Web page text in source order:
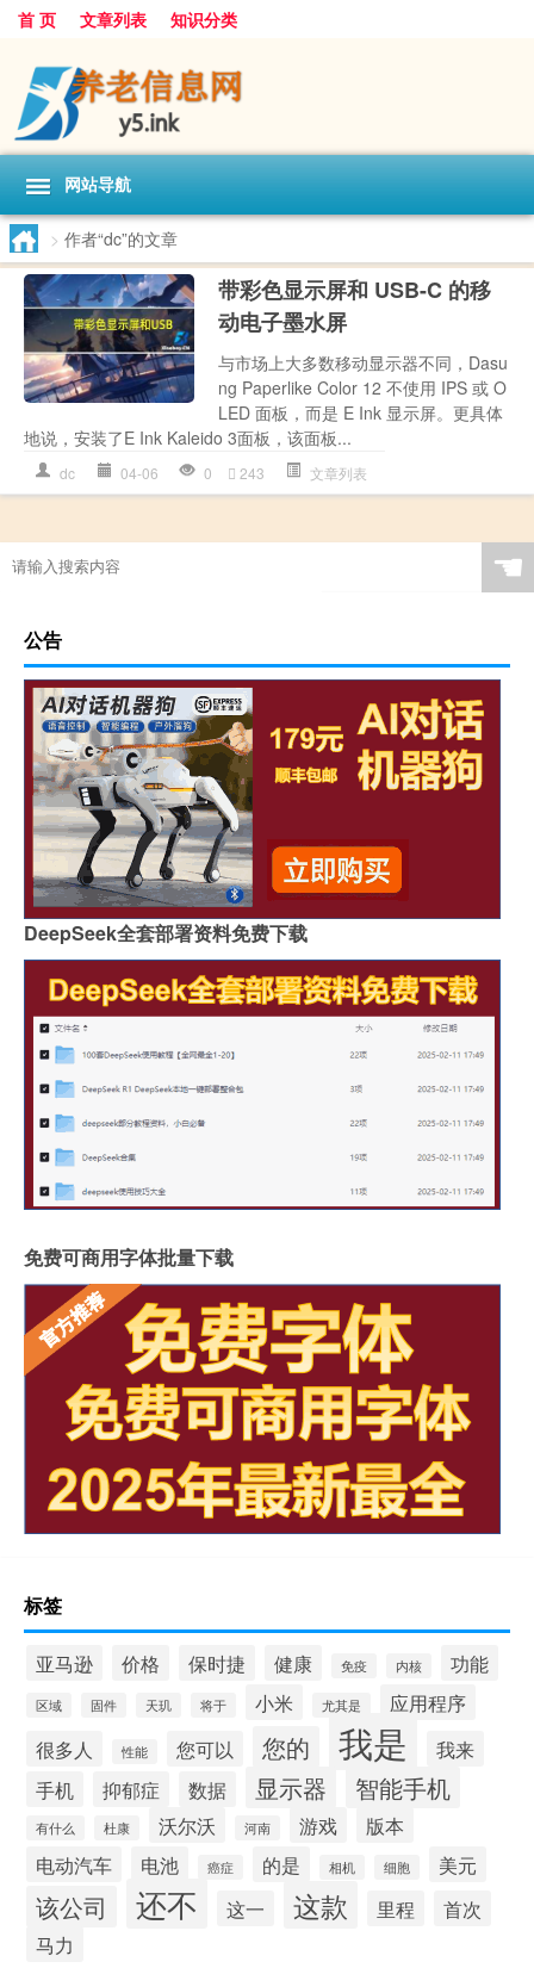
首 页 文章列表 知识分类
网站导航
> 作者“dc”的文章
带彩色显示屏和 USB-C 的移
动电子墨水屏
与市场上大多数移动显示器不同，Dasu
ng Paperlike Color 12 不使用 IPS 或 O
LED 面板，而是 E Ink 显示屏。更具体
地说，安装了E Ink Kaleido 3面板，该面板...
dc 04-06 0 243 文章列表
☚
公告
DeepSeek全套部署资料免费下载
免费可商用字体批量下载
标签
亚马逊 价格 保时捷 健康 免疫 内核 功能
区域 固件 天玑 将于 小米 尤其是
应用程序
很多人
性能 您可以 您的 我是
我来
手机
抑郁症 数据 显示器 智能手机
有什么 杜康 沃尔沃 河南 游戏
版本
电动汽车
电池 癌症 的是 相机 细胞 美元
该公司 还不 这一 这款 里程
首次
马力